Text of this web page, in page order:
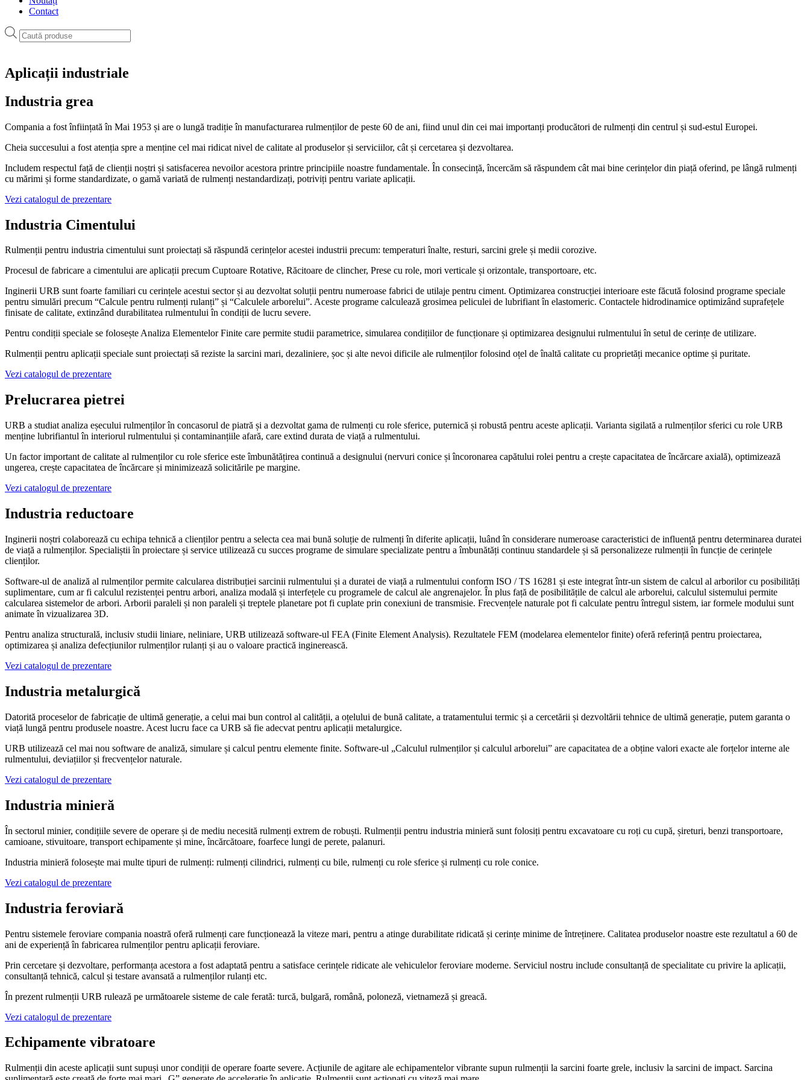
Contact
Products
search
Aplicații industriale
Industria grea
Compania a fost înființată în Mai 1953 și are o lungă tradiție în manufacturarea rulmenților de peste 60 de ani, fiind unul din cei mai importanți producători de rulmenți din centrul și sud-estul Europei.
Cheia succesului a fost atenția spre a menține cel mai ridicat nivel de calitate al produselor și serviciilor, cât și cercetarea și dezvoltarea.
Includem respectul față de clienții noștri și satisfacerea nevoilor acestora printre principiile noastre fundamentale. În consecință, încercăm să răspundem cât mai bine cerințelor din piață oferind, pe lângă rulmenți
cu mărimi și forme standardizate, o gamă variată de rulmenți nestandardizați, potriviți pentru variate aplicații.
Vezi catalogul de prezentare
Industria Cimentului
Rulmenții pentru industria cimentului sunt proiectați să răspundă cerințelor acestei industrii precum: temperaturi înalte, resturi, sarcini grele și medii corozive.
Procesul de fabricare a cimentului are aplicații precum Cuptoare Rotative, Răcitoare de clincher, Prese cu role, mori verticale și orizontale, transportoare, etc.
Inginerii URB sunt foarte familiari cu cerințele acestui sector și au dezvoltat soluții pentru numeroase fabrici de utilaje pentru ciment. Optimizarea construcției interioare este făcută folosind programe speciale
pentru simulări precum “Calcule pentru rulmenți rulanți” și “Calculele arborelui”. Aceste programe calculează grosimea peliculei de lubrifiant în elastomeric. Contactele hidrodinamice optimizând suprafețele
finisate de calitate, extinzând durabilitatea rulmentului în condiții de lucru severe.
Pentru condiții speciale se folosește Analiza Elementelor Finite care permite studii parametrice, simularea condițiilor de funcționare și optimizarea designului rulmentului în setul de cerințe de utilizare.
Rulmenții pentru aplicații speciale sunt proiectați să reziste la sarcini mari, dezaliniere, șoc și alte nevoi dificile ale rulmenților folosind oțel de înaltă calitate cu proprietăți mecanice optime și puritate.
Vezi catalogul de prezentare
Prelucrarea pietrei
URB a studiat analiza eșecului rulmenților în concasorul de piatră și a dezvoltat gama de rulmenți cu role sferice, puternică și robustă pentru aceste aplicații. Varianta sigilată a rulmenților sferici cu role URB
menține lubrifiantul în interiorul rulmentului și contaminanțiile afară, care extind durata de viață a rulmentului.
Un factor important de calitate al rulmenților cu role sferice este îmbunătățirea continuă a designului (nervuri conice și încoronarea capătului rolei pentru a crește capacitatea de încărcare axială), optimizează
ungerea, crește capacitatea de încărcare și minimizează solicitările pe margine.
Vezi catalogul de prezentare
Industria reductoare
Inginerii noștri colaborează cu echipa tehnică a clienților pentru a selecta cea mai bună soluție de rulmenți în diferite aplicații, luând în considerare numeroase caracteristici de influență pentru determinarea duratei
de viață a rulmenților. Specialiștii în proiectare și service utilizează cu succes programe de simulare specializate pentru a îmbunătăți continuu standardele și să personalizeze rulmenții în funcție de cerințele
clienților.
Software-ul de analiză al rulmenților permite calcularea distribuției sarcinii rulmentului și a duratei de viață a rulmentului conform ISO / TS 16281 și este integrat într-un sistem de calcul al arborilor cu posibilități
suplimentare, cum ar fi calculul rezistenței pentru arbori, analiza modală și interfețele cu programele de calcul ale angrenajelor. În plus față de posibilitățile de calcul ale arborelui, calculul sistemului permite
calcularea sistemelor de arbori. Arborii paraleli și non paraleli și treptele planetare pot fi cuplate prin conexiuni de transmisie. Frecvențele naturale pot fi calculate pentru întregul sistem, iar formele modului sunt
animate în vizualizarea 3D.
Pentru analiza structurală, inclusiv studii liniare, neliniare, URB utilizează software-ul FEA (Finite Element Analysis). Rezultatele FEM (modelarea elementelor finite) oferă referință pentru proiectarea,
optimizarea și analiza defecțiunilor rulmenților rulanți și au o valoare practică inginerească.
Vezi catalogul de prezentare
Industria metalurgică
Datorită proceselor de fabricație de ultimă generație, a celui mai bun control al calității, a oțelului de bună calitate, a tratamentului termic și a cercetării și dezvoltării tehnice de ultimă generație, putem garanta o
viață lungă pentru produsele noastre. Acest lucru face ca URB să fie adecvat pentru aplicații metalurgice.
URB utilizează cel mai nou software de analiză, simulare și calcul pentru elemente finite. Software-ul „Calculul rulmenților și calculul arborelui” are capacitatea de a obține valori exacte ale forțelor interne ale
rulmentului, deviațiilor și frecvențelor naturale.
Vezi catalogul de prezentare
Industria minieră
În sectorul minier, condițiile severe de operare și de mediu necesită rulmenți extrem de robuști. Rulmenții pentru industria minieră sunt folosiți pentru excavatoare cu roți cu cupă, șireturi, benzi transportoare,
camioane, stivuitoare, transport echipamente și mine, încărcătoare, foarfece lungi de perete, palanuri.
Industria minieră folosește mai multe tipuri de rulmenți: rulmenți cilindrici, rulmenți cu bile, rulmenți cu role sferice și rulmenți cu role conice.
Vezi catalogul de prezentare
Industria feroviară
Pentru sistemele feroviare compania noastră oferă rulmenți care funcționează la viteze mari, pentru a atinge durabilitate ridicată și cerințe minime de întreținere. Calitatea produselor noastre este rezultatul a 60 de
ani de experiență în fabricarea rulmenților pentru aplicații feroviare.
Prin cercetare și dezvoltare, performanța acestora a fost adaptată pentru a satisface cerințele ridicate ale vehiculelor feroviare moderne. Serviciul nostru include consultanță de specialitate cu privire la aplicații,
consultanță tehnică, calcul și testare avansată a rulmenților rulanți etc.
În prezent rulmenții URB rulează pe următoarele sisteme de cale ferată: turcă, bulgară, română, poloneză, vietnameză și greacă.
Vezi catalogul de prezentare
Echipamente vibratoare
Rulmenții din aceste aplicații sunt supuși unor condiții de operare foarte severe. Acțiunile de agitare ale echipamentelor vibrante supun rulmenții la sarcini foarte grele, inclusiv la sarcini de impact. Sarcina